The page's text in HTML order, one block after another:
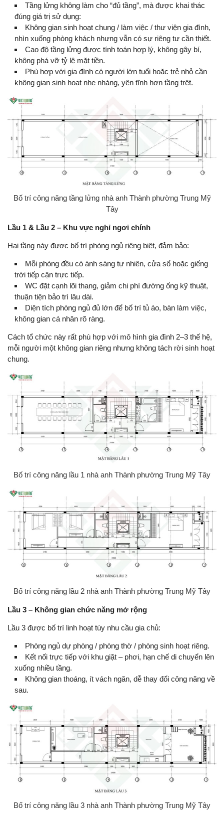
Tầng lửng không làm cho “đủ tầng”, mà được khai thác
đúng giá trị sử dụng:
Không gian sinh hoạt chung / làm việc / thư viện gia đình,
nhìn xuống phòng khách nhưng vẫn có sự riêng tư cần thiết.
Cao độ tầng lửng được tính toán hợp lý, không gây bí,
không phá vỡ tỷ lệ mặt tiền.
Phù hợp với gia đình có người lớn tuổi hoặc trẻ nhỏ cần
không gian sinh hoạt nhẹ nhàng, yên tĩnh hơn tầng trệt.
Bố trí công năng tầng lửng nhà anh Thành phường Trung Mỹ
Tây
Lầu 1 & Lầu 2 – Khu vực nghỉ ngơi chính
Hai tầng này được bố trí phòng ngủ riêng biệt, đảm bảo:
Mỗi phòng đều có ánh sáng tự nhiên, cửa sổ hoặc giếng
trời tiếp cận trực tiếp.
WC đặt cạnh lõi thang, giảm chi phí đường ống kỹ thuật,
thuận tiện bảo trì lâu dài.
Diện tích phòng ngủ đủ lớn để bố trí tủ áo, bàn làm việc,
không gian cá nhân rõ ràng.
Cách tổ chức này rất phù hợp với mô hình gia đình 2–3 thế hệ,
mỗi người một không gian riêng nhưng không tách rời sinh hoạt
chung.
Bố trí công năng lầu 1 nhà anh Thành phường Trung Mỹ Tây
Bố trí công năng lầu 2 nhà anh Thành phường Trung Mỹ Tây
Lầu 3 – Không gian chức năng mở rộng
Lầu 3 được bố trí linh hoạt tùy nhu cầu gia chủ:
Phòng ngủ dự phòng / phòng thờ / phòng sinh hoạt riêng.
Kết nối trực tiếp với khu giặt – phơi, hạn chế di chuyển lên
xuống nhiều tầng.
Không gian thoáng, ít vách ngăn, dễ thay đổi công năng về
sau.
Bố trí công năng lầu 3 nhà anh Thành phường Trung Mỹ Tây